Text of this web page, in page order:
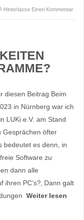
Hinterlasse Einen Kommentar
diesen Beitrag Beim
in Nürnberg war ich
LUKi e.V. am Stand
Gesprächen öfter
bedeutet es denn, in
Software zu
dann alle
PC’s?‚ Dann galt
Weiter lesen